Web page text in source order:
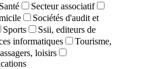
Santé
Secteur associatif
Sociétés d'audit et
Sports
Ssii, editeurs de
informatiques
Tourisme,
loisirs